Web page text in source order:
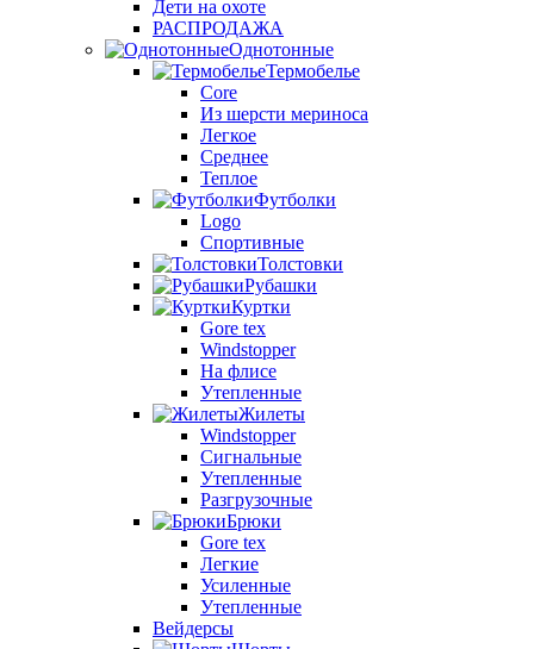
Дети на охоте
РАСПРОДАЖА
Однотонные
Термобелье
Core
Из шерсти мериноса
Легкое
Среднее
Теплое
Футболки
Logo
Спортивные
Толстовки
Рубашки
Куртки
Gore tex
Windstopper
На флисе
Утепленные
Жилеты
Windstopper
Сигнальные
Утепленные
Разгрузочные
Брюки
Gore tex
Легкие
Усиленные
Утепленные
Вейдерсы